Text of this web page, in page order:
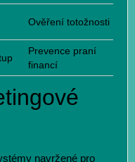
Ověření totožnosti
Prevence praní
financí
navržené pro